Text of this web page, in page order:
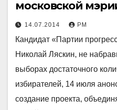
московской
14.07.2014 РМ
Кандидат «Партии
Николай Ляскин, не
выборах достаточного
избирателей, 14 июля
создание проекта,